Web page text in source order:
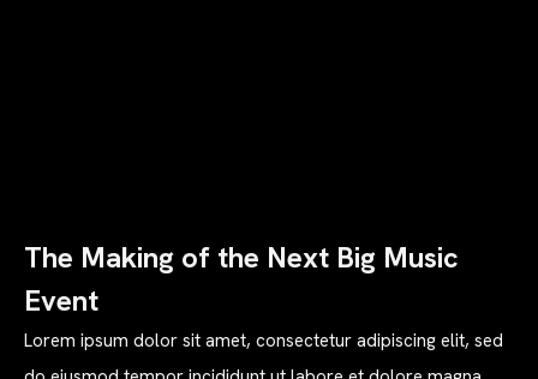
The Making of the Next Big Music
Event
Lorem ipsum dolor sit amet, consectetur adipiscing elit, sed